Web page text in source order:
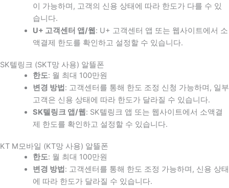
이 가능하며, 고객의 신용 상태에 따라 한도가 다를 수 있
습니다.
U+ 고객센터 앱/웹 : U+ 고객센터 앱 또는 웹사이트에서 소
액결제 한도를 확인하고 설정할 수 있습니다.
SK텔링크 (SKT망 사용) 알뜰폰
한도: 월 최대 100만원
변경 방법 : 고객센터를 통해 한도 조정 신청 가능하며, 일부
고객은 신용 상태에 따라 한도가 달라질 수 있습니다.
SK텔링크 앱/웹 : SK텔링크 앱 또는 웹사이트에서 소액결
제 한도를 확인하고 설정할 수 있습니다.
KT M모바일 (KT망 사용) 알뜰폰
한도: 월 최대 100만원
변경 방법 : 고객센터를 통해 한도 조정 가능하며, 신용 상태
에 따라 한도가 달라질 수 있습니다.